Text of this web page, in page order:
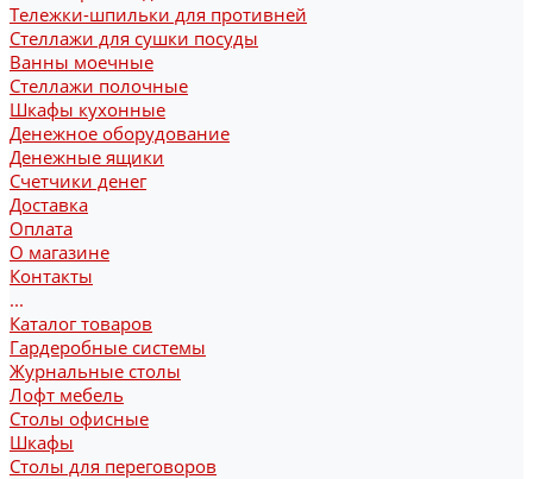
Тележки-шпильки для противней
Стеллажи для сушки посуды
Ванны моечные
Стеллажи полочные
Шкафы кухонные
Денежное оборудование
Денежные ящики
Счетчики денег
Доставка
Оплата
О магазине
Контакты
...
Каталог товаров
Гардеробные системы
Журнальные столы
Лофт мебель
Столы офисные
Шкафы
Столы для переговоров